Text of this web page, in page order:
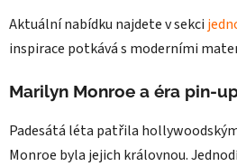
Aktuální nabídku najdete v sekci
inspirace potkává s moderními
Marilyn Monroe a éra pin-
Padesátá léta patřila
Monroe byla jejich královnou.